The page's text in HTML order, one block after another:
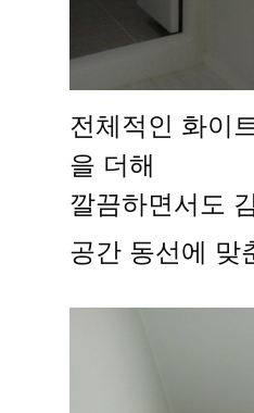
전체적인 화이
을 더해
깔끔하면서도
공간 동선에 맞